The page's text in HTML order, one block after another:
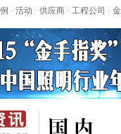
- 活动 - 供应商 - 工程公司 -